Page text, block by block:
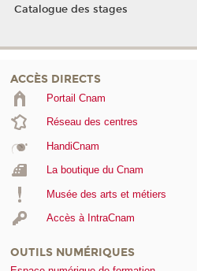
Catalogue des stages
ACCÈS DIRECTS
Portail Cnam
Réseau des centres
HandiCnam
La boutique du Cnam
Musée des arts et métiers
Accès à IntraCnam
OUTILS NUMÉRIQUES